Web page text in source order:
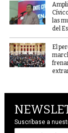
las
del
El
Suscríbase a